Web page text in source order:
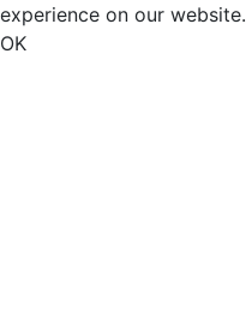
experience on our website.
OK